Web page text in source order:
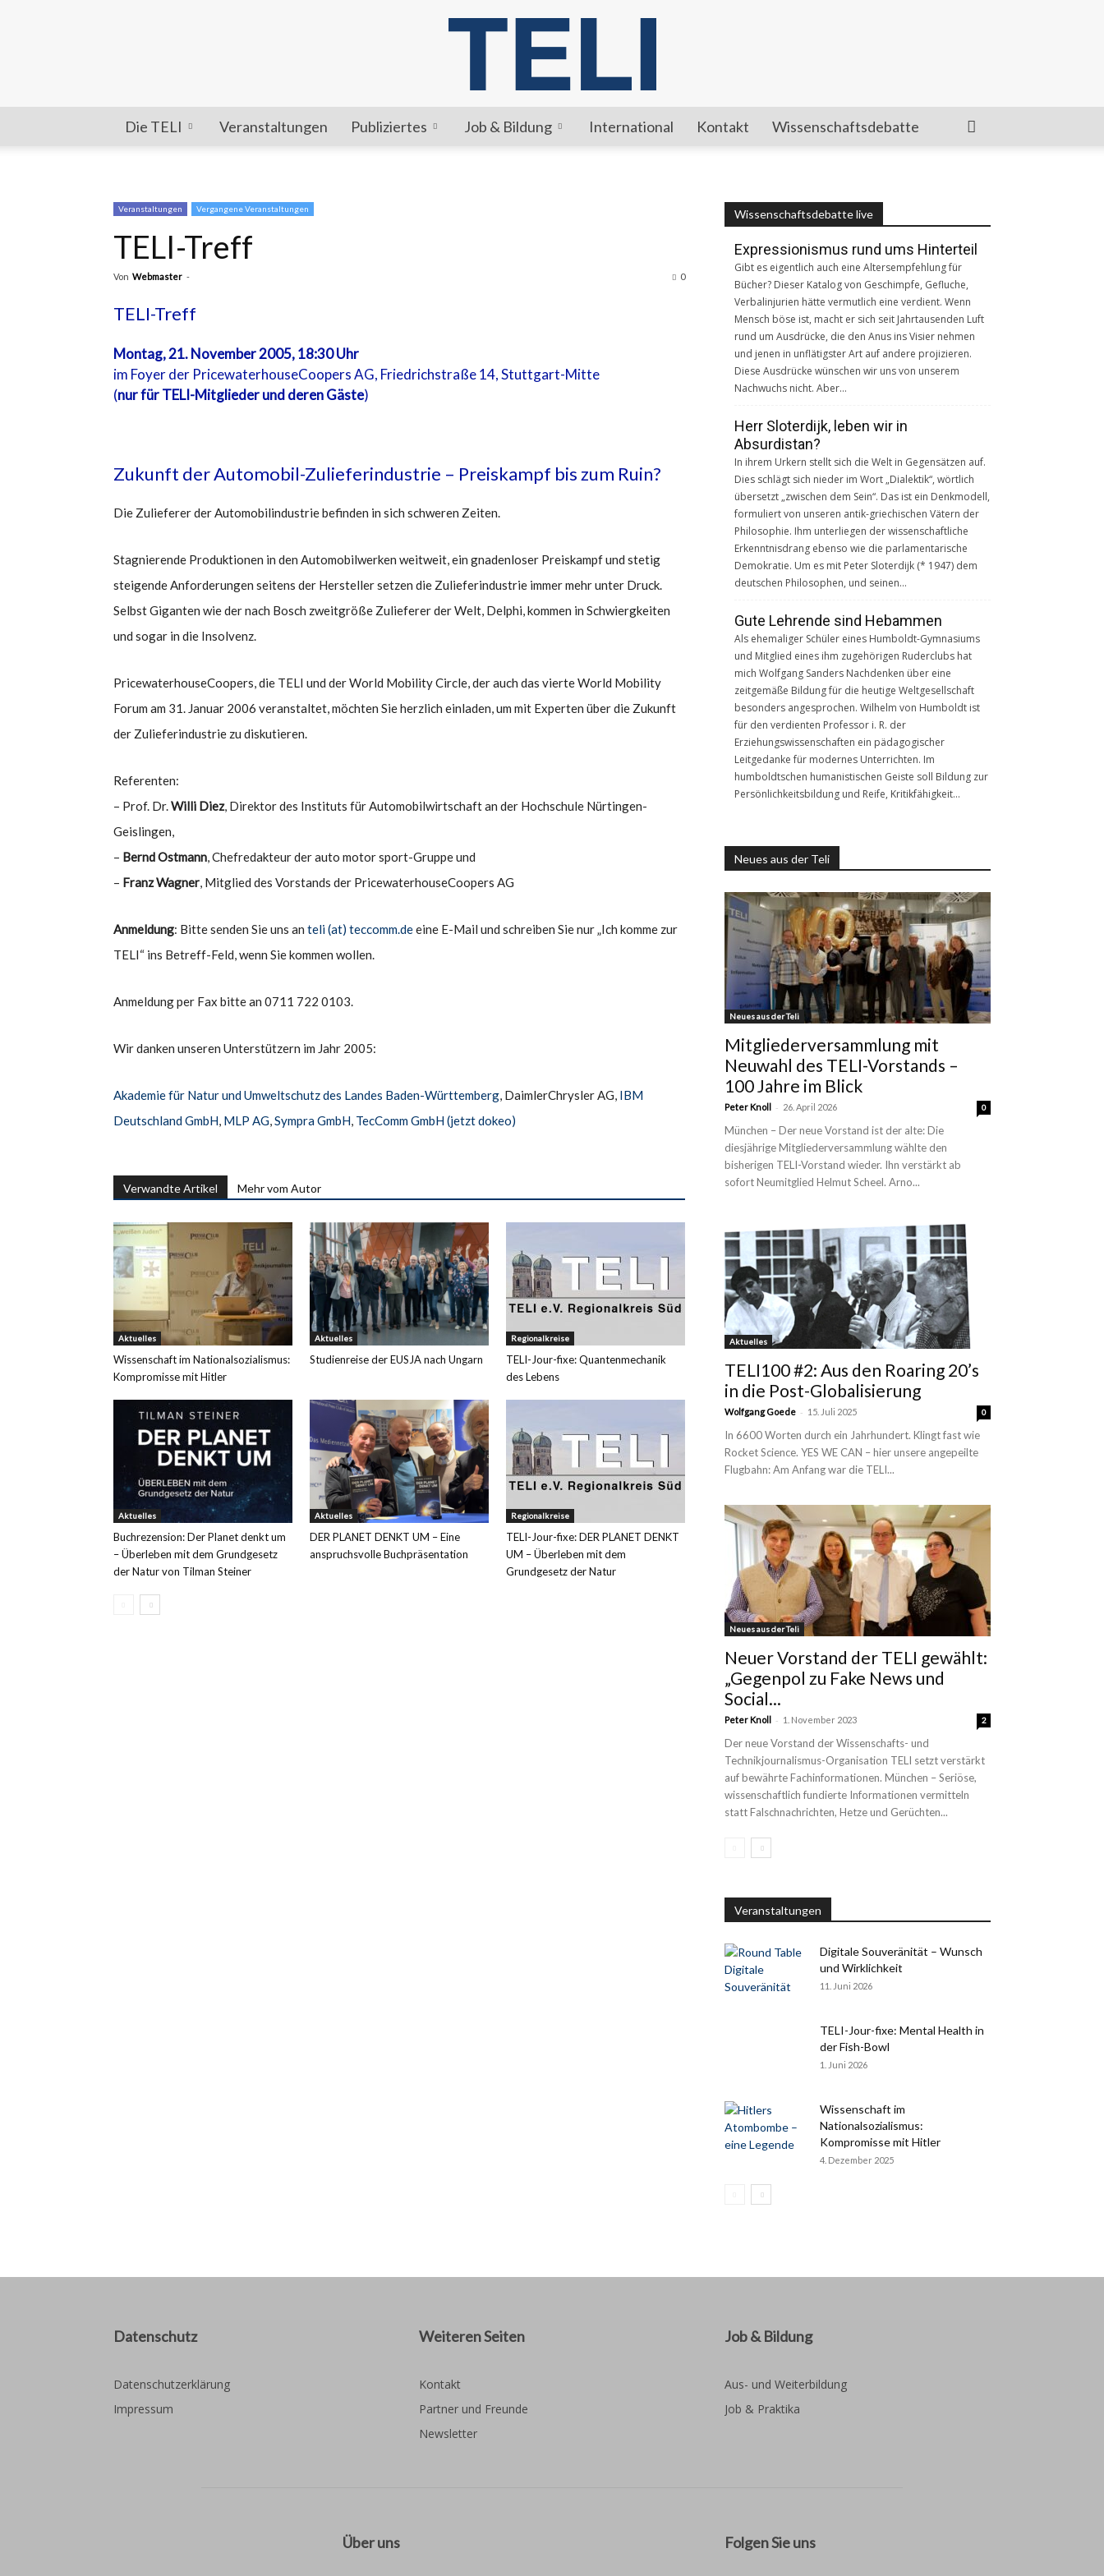
Die TELI Veranstaltungen Publiziertes Job & Bildung International Kontakt Wissenschaftsdebatte
Veranstaltungen Vergangene Veranstaltungen
TELI-Treff
Von Webmaster - 0
TELI-Treff
Montag, 21. November 2005, 18:30 Uhr
im Foyer der PricewaterhouseCoopers AG, Friedrichstraße 14, Stuttgart-Mitte
(nur für TELI-Mitglieder und deren Gäste)
Zukunft der Automobil-Zulieferindustrie – Preiskampf bis zum Ruin?
Die Zulieferer der Automobilindustrie befinden in sich schweren Zeiten.
Stagnierende Produktionen in den Automobilwerken weitweit, ein gnadenloser Preiskampf und stetig
steigende Anforderungen seitens der Hersteller setzen die Zulieferindustrie immer mehr unter Druck.
Selbst Giganten wie der nach Bosch zweitgröße Zulieferer der Welt, Delphi, kommen in Schwiergkeiten
und sogar in die Insolvenz.
PricewaterhouseCoopers, die TELI und der World Mobility Circle, der auch das vierte World Mobility
Forum am 31. Januar 2006 veranstaltet, möchten Sie herzlich einladen, um mit Experten über die Zukunft
der Zulieferindustrie zu diskutieren.
Referenten:
– Prof. Dr.Willi Diez, Direktor des Instituts für Automobilwirtschaft an der Hochschule Nürtingen-
Geislingen,
– Bernd Ostmann, Chefredakteur der auto motor sport-Gruppe und
– Franz Wagner, Mitglied des Vorstands der PricewaterhouseCoopers AG
Anmeldung: Bitte senden Sie uns an teli (at) teccomm.deeine E-Mail und schreiben Sie nur „Ich komme zur
TELI“ ins Betreff-Feld, wenn Sie kommen wollen.
Anmeldung per Fax bitte an 0711 722 0103.
Wir danken unseren Unterstützern im Jahr 2005:
Akademie für Natur und Umweltschutz des Landes Baden-Württemberg, DaimlerChrysler AG, IBM
Deutschland GmbH, MLP AG,Sympra GmbH, TecComm GmbH (jetzt dokeo)
Verwandte Artikel Mehr vom Autor
Aktuelles
Wissenschaft im Nationalsozialismus:
Kompromisse mit Hitler
Aktuelles
Studienreise der EUSJA nach Ungarn
Regionalkreise
TELI-Jour-fixe: Quantenmechanik
des Lebens
Aktuelles
Buchrezension: Der Planet denkt um
– Überleben mit dem Grundgesetz
der Natur von Tilman Steiner
Aktuelles
DER PLANET DENKT UM – Eine
anspruchsvolle Buchpräsentation
Regionalkreise
TELI-Jour-fixe: DER PLANET DENKT
UM – Überleben mit dem
Grundgesetz der Natur
Wissenschaftsdebatte live
Expressionismus rund ums Hinterteil
Gibt es eigentlich auch eine Altersempfehlung für
Bücher? Dieser Katalog von Geschimpfe, Gefluche,
Verbalinjurien hätte vermutlich eine verdient. Wenn
Mensch böse ist, macht er sich seit Jahrtausenden Luft
rund um Ausdrücke, die den Anus ins Visier nehmen
und jenen in unflätigster Art auf andere projizieren.
Diese Ausdrücke wünschen wir uns von unserem
Nachwuchs nicht. Aber…
Herr Sloterdijk, leben wir in
Absurdistan?
In ihrem Urkern stellt sich die Welt in Gegensätzen auf.
Dies schlägt sich nieder im Wort „Dialektik“, wörtlich
übersetzt „zwischen dem Sein“. Das ist ein Denkmodell,
formuliert von unseren antik-griechischen Vätern der
Philosophie. Ihm unterliegen der wissenschaftliche
Erkenntnisdrang ebenso wie die parlamentarische
Demokratie. Um es mit Peter Sloterdijk (* 1947) dem
deutschen Philosophen, und seinen…
Gute Lehrende sind Hebammen
Als ehemaliger Schüler eines Humboldt-Gymnasiums
und Mitglied eines ihm zugehörigen Ruderclubs hat
mich Wolfgang Sanders Nachdenken über eine
zeitgemäße Bildung für die heutige Weltgesellschaft
besonders angesprochen. Wilhelm von Humboldt ist
für den verdienten Professor i. R. der
Erziehungswissenschaften ein pädagogischer
Leitgedanke für modernes Unterrichten. Im
humboldtschen humanistischen Geiste soll Bildung zur
Persönlichkeitsbildung und Reife, Kritikfähigkeit…
Neues aus der Teli
Neues aus der Teli
Mitgliederversammlung mit
Neuwahl des TELI-Vorstands –
100 Jahre im Blick
Peter Knoll - 26. April 2026 0
München – Der neue Vorstand ist der alte: Die
diesjährige Mitgliederversammlung wählte den
bisherigen TELI-Vorstand wieder. Ihn verstärkt ab
sofort Neumitglied Helmut Scheel. Arno...
Aktuelles
TELI100 #2: Aus den Roaring 20’s
in die Post-Globalisierung
Wolfgang Goede - 15. Juli 2025 0
In 6600 Worten durch ein Jahrhundert. Klingt fast wie
Rocket Science. YES WE CAN – hier unsere angepeilte
Flugbahn: Am Anfang war die TELI...
Neues aus der Teli
Neuer Vorstand der TELI gewählt:
„Gegenpol zu Fake News und
Social...
Peter Knoll - 1. November 2023 2
Der neue Vorstand der Wissenschafts- und
Technikjournalismus-Organisation TELI setzt verstärkt
auf bewährte Fachinformationen. München – Seriöse,
wissenschaftlich fundierte Informationen vermitteln
statt Falschnachrichten, Hetze und Gerüchten...
Veranstaltungen
Digitale Souveränität – Wunsch
und Wirklichkeit
11. Juni 2026
TELI-Jour-fixe: Mental Health in
der Fish-Bowl
1. Juni 2026
Wissenschaft im
Nationalsozialismus:
Kompromisse mit Hitler
4. Dezember 2025
Datenschutz
Datenschutzerklärung
Impressum
Weiteren Seiten
Kontakt
Partner und Freunde
Newsletter
Job & Bildung
Aus- und Weiterbildung
Job & Praktika
Über uns Folgen Sie uns